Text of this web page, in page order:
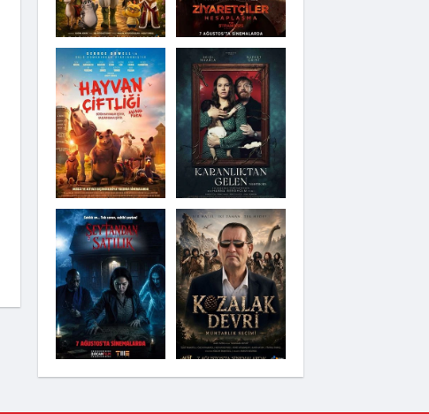
Karanlıktan Gelen
Şeytandan Satılık
Kozalak Devri
Moana